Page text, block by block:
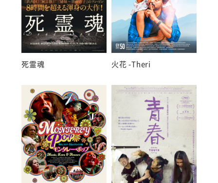
死霊魂 火花 -Theri